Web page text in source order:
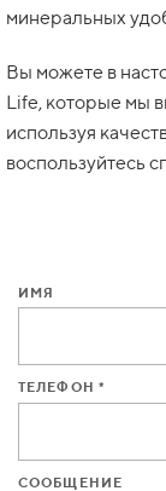
минеральных
Вы можете в
Life, которые мы
используя
воспользуйтесь
ИМЯ
ТЕЛЕФОН *
СООБЩЕНИЕ